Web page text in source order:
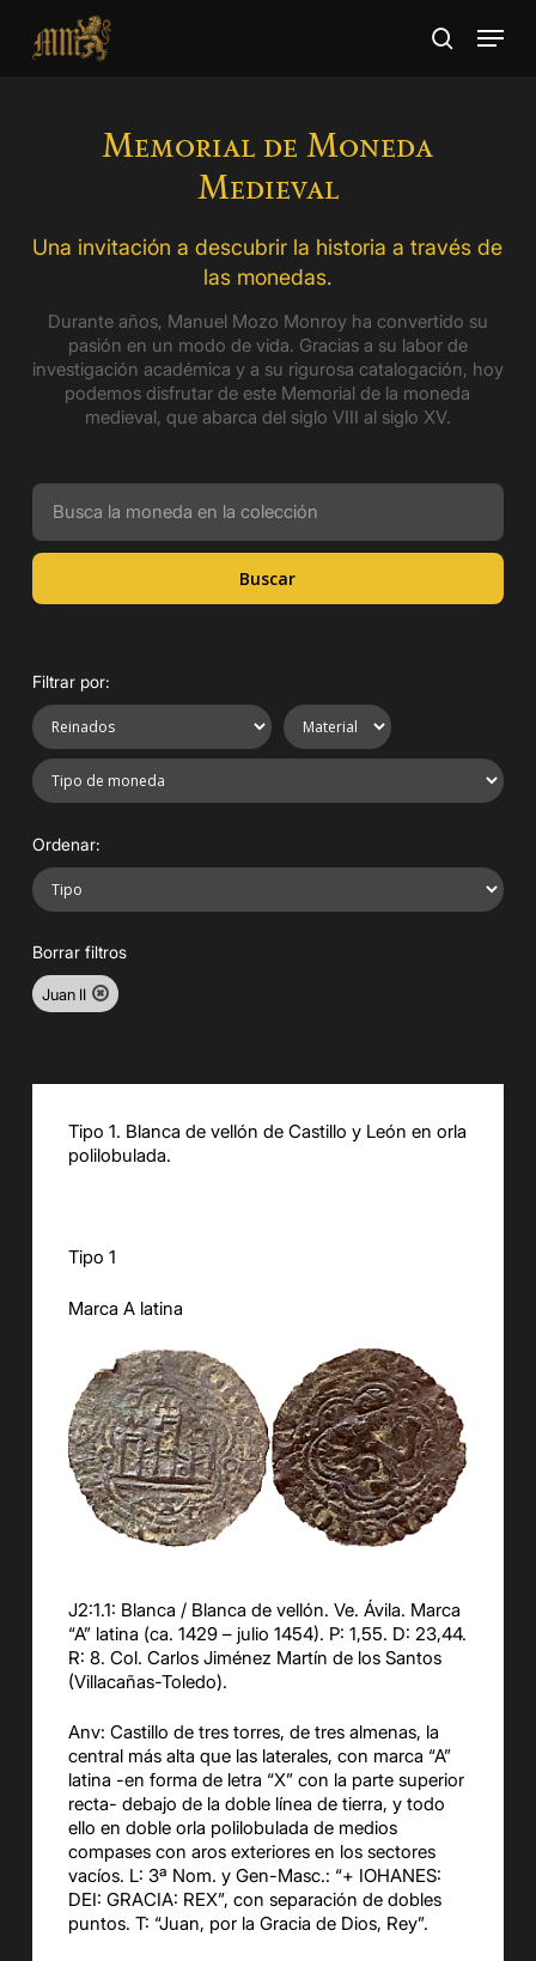
main
search
Menu
Memorial de Moneda
Medieval
Una invitación a descubrir la historia a través de
las monedas.
Durante años, Manuel Mozo Monroy ha convertido su
pasión en un modo de vida. Gracias a su labor de
investigación académica y a su rigurosa catalogación, hoy
podemos disfrutar de este Memorial de la moneda
medieval, que abarca del siglo VIII al siglo XV.
Buscar
Filtrar por:
Ordenar:
Borrar filtros
Juan II
Tipo 1. Blanca de vellón de Castillo y León en orla
polilobulada.
Tipo 1
Marca A latina
J2:1.1: Blanca / Blanca de vellón. Ve. Ávila. Marca
“A” latina (ca. 1429 – julio 1454). P: 1,55. D: 23,44.
R: 8. Col. Carlos Jiménez Martín de los Santos
(Villacañas-Toledo).
Anv: Castillo de tres torres, de tres almenas, la
central más alta que las laterales, con marca “A”
latina -en forma de letra “X” con la parte superior
recta- debajo de la doble línea de tierra, y todo
ello en doble orla polilobulada de medios
compases con aros exteriores en los sectores
vacíos. L: 3ª Nom. y Gen-Masc.: “+ IOHANES:
DEI: GRACIA: REX”, con separación de dobles
puntos. T: “Juan, por la Gracia de Dios, Rey”.